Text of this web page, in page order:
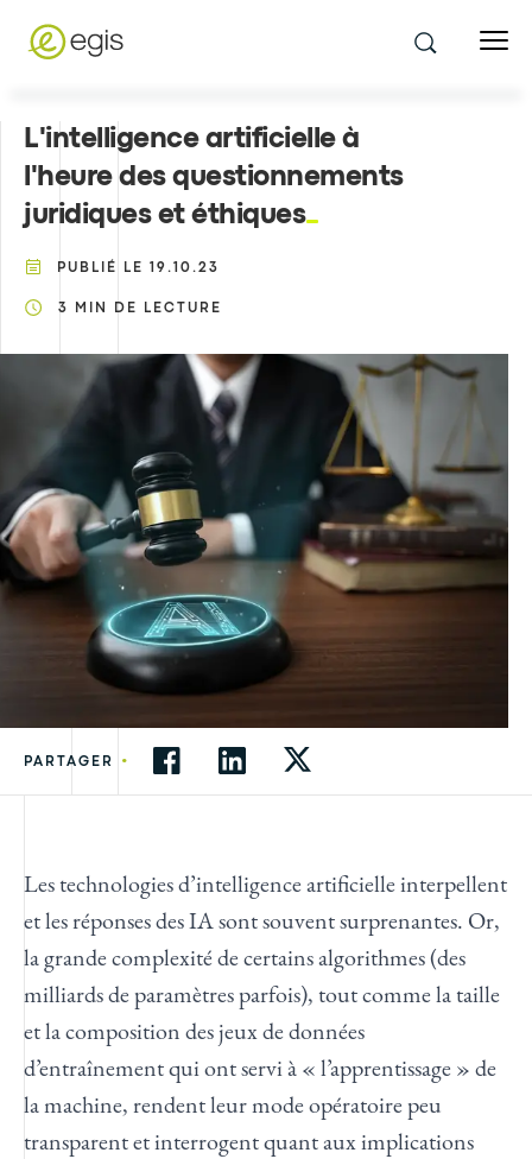
L'intelligence artificielle à
l'heure des questionnements
juridiques et éthiques
PUBLIÉ LE 19.10.23
3 MIN DE LECTURE
PARTAGER •
Les technologies d’intelligence artificielle interpellent
et les réponses des IA sont souvent surprenantes. Or,
la grande complexité de certains algorithmes (des
milliards de paramètres parfois), tout comme la taille
et la composition des jeux de données
d’entraînement qui ont servi à « l’apprentissage » de
la machine, rendent leur mode opératoire peu
transparent et interrogent quant aux implications